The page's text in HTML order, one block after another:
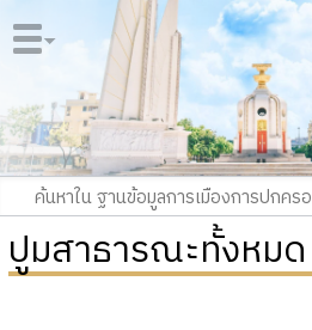
ปูมสาธารณะทั้งหมด